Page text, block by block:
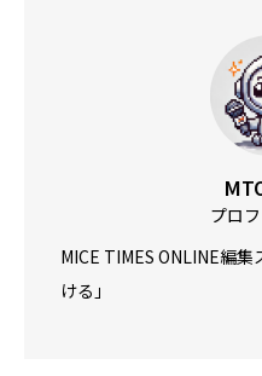
プロ
MICE TIMES ONLINE編
ける」